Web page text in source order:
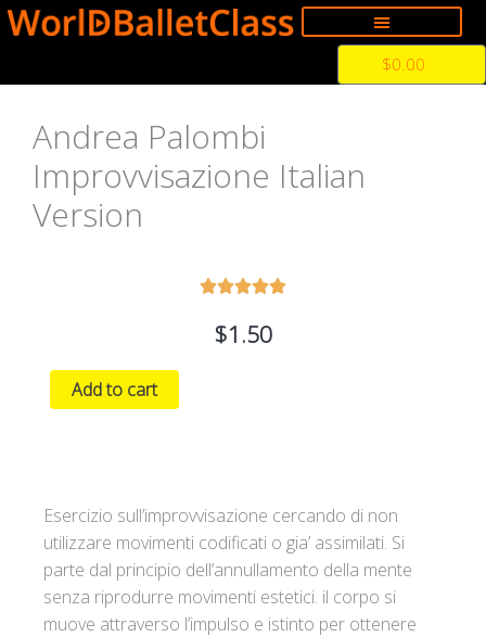
Skip
to
$0.00
Andrea Palombi
Improvvisazione Italian
Version
5
ま
し
た
$1.50
Andrea
Palombi
quantity
Add to cart
Esercizio sull’improvvisazione cercando di non
utilizzare movimenti codificati o gia’ assimilati. Si
parte dal principio dell’annullamento della mente
senza riprodurre movimenti estetici. il corpo si
muove attraverso l’impulso e istinto per ottenere